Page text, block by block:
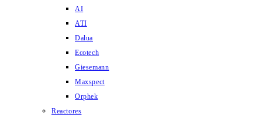
AI
ATI
Dalua
Ecotech
Giesemann
Maxspect
Orphek
Reactores